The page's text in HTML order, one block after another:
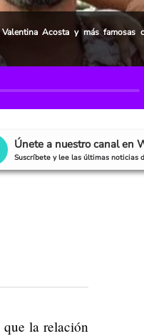
Valentina Acosta y más famosas
Únete a nuestro canal en
Suscríbete y lee las últimas noticias
la relación